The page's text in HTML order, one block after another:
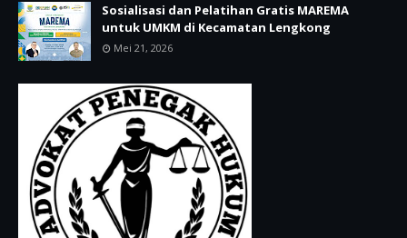
Sosialisasi dan Pelatihan Gratis MAREMA
untuk UMKM di Kecamatan Lengkong
Mei 21, 2026